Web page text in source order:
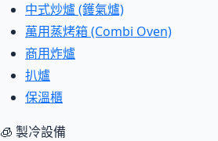
中式炒爐 (鑊氣爐)
萬用蒸烤箱 (Combi Oven)
商用炸爐
扒爐
保溫櫃
🧊 製冷設備